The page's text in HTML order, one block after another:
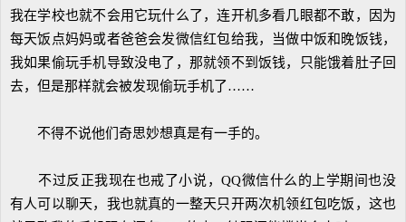
我在学校也就不会用它玩什么了，连开机多看几眼都不敢，因为
每天饭点妈妈或者爸爸会发微信红包给我，当做中饭和晚饭钱，
我如果偷玩手机导致没电了，那就领不到饭钱，只能饿着肚子回
去，但是那样就会被发现偷玩手机了……
不得不说他们奇思妙想真是有一手的。
不过反正我现在也戒了小说，QQ微信什么的上学期间也没
有人可以聊天，我也就真的一整天只开两次机领红包吃饭，这也